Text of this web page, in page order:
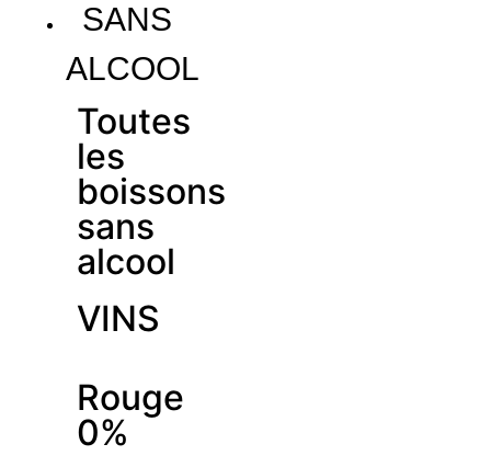
SANS
ALCOOL
Toutes
les
boissons
sans
alcool
VINS
Rouge
0%